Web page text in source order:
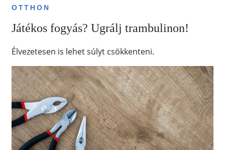
OTTHON
Játékos fogyás? Ugrálj trambulinon!
Élvezetesen is lehet súlyt csökkenteni.